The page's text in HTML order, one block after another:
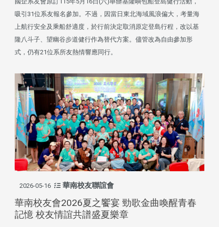
吸引31位系友報名參加。不過，因當日東北海域風浪偏大，考量海
上航行安全及乘船舒適度，於行前決定取消原定登島行程，改以基
隆八斗子、望幽谷步道健行作為替代方案。儘管改為自由參加形
式，仍有21位系所友熱情響應同行。
2026-05-16 華南校友聯誼會
華南校友會2026夏之饗宴 勁歌金曲喚醒青春
記憶 校友情誼共譜盛夏樂章